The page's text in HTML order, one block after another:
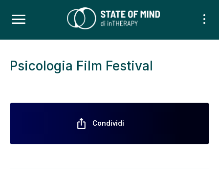
Psicologia Film Festival
ios_share Condividi